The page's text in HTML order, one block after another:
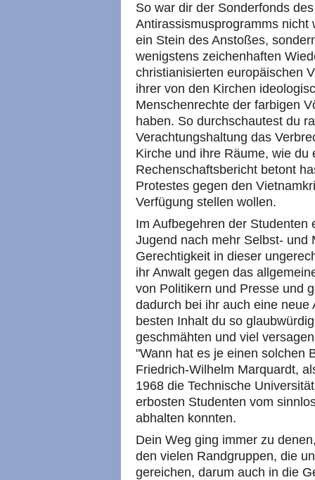
So war dir der Sonderfonds
Antirassismusprogramms
ein Stein des Anstoßes,
wenigstens zeichenhaften
christianisierten europäischen
ihrer von den Kirchen
Menschenrechte der farbigen
haben. So durchschautest du
Verachtungshaltung das
Kirche und ihre Räume, wie
Rechenschaftsbericht betont
Protestes gegen den
Verfügung stellen wollen.
Im Aufbegehren der Studenten
Jugend nach mehr Selbst- und
Gerechtigkeit in dieser
ihr Anwalt gegen das
von Politikern und Presse und
dadurch bei ihr auch eine
besten Inhalt du so
geschmähten und viel
"Wann hat es je einen solchen
Friedrich-Wilhelm Marquardt,
1968 die Technische
erbosten Studenten vom
abhalten konnten.
Dein Weg ging immer zu
den vielen Randgruppen, die
gereichen, darum auch in die